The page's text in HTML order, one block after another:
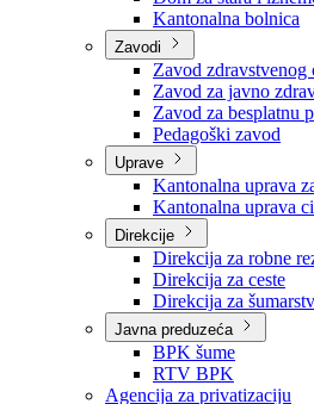
Ustanove
Centar za socijalni rad
Dom za stara i
Kantonalna bolnica
Zavodi
Zavod zdravstvenog
Zavod za javno
Zavod za besplatnu
Pedagoški zavod
Uprave
Kantonalna uprava
Kantonalna uprava
Direkcije
Direkcija za robne
Direkcija za ceste
Direkcija za šumarstvo
Javna preduzeća